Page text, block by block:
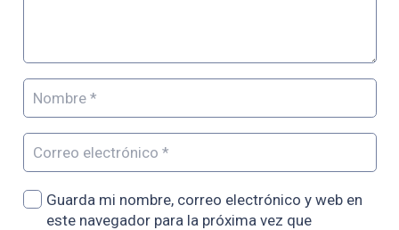
Guarda mi nombre, correo electrónico y web en
este navegador para la próxima vez que